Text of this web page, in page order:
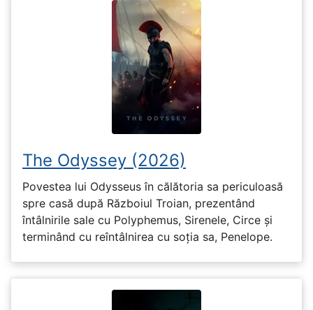
The Odyssey (2026)
Povestea lui Odysseus în călătoria sa periculoasă
spre casă după Războiul Troian, prezentând
întâlnirile sale cu Polyphemus, Sirenele, Circe și
terminând cu reîntâlnirea cu soția sa, Penelope.